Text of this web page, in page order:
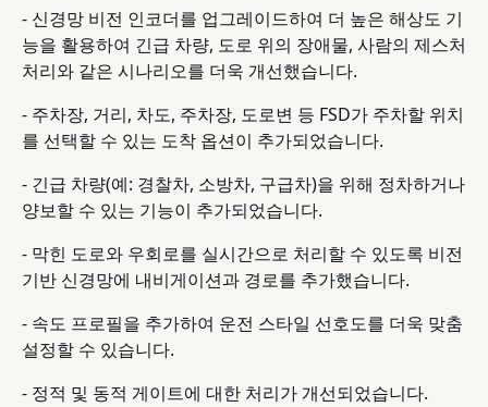
- 신경망 비전 인코더를 업그레이드하여 더 높은 해상도 기
능을 활용하여 긴급 차량, 도로 위의 장애물, 사람의 제스처
처리와 같은 시나리오를 더욱 개선했습니다.
- 주차장, 거리, 차도, 주차장, 도로변 등 FSD가 주차할 위치
를 선택할 수 있는 도착 옵션이 추가되었습니다.
- 긴급 차량(예: 경찰차, 소방차, 구급차)을 위해 정차하거나
양보할 수 있는 기능이 추가되었습니다.
- 막힌 도로와 우회로를 실시간으로 처리할 수 있도록 비전
기반 신경망에 내비게이션과 경로를 추가했습니다.
- 속도 프로필을 추가하여 운전 스타일 선호도를 더욱 맞춤
설정할 수 있습니다.
- 정적 및 동적 게이트에 대한 처리가 개선되었습니다.